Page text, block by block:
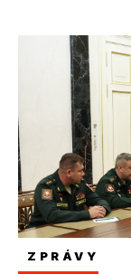
ZPRÁVY